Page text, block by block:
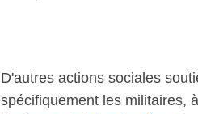
D'autres actions sociales
spécifiquement les militaires,